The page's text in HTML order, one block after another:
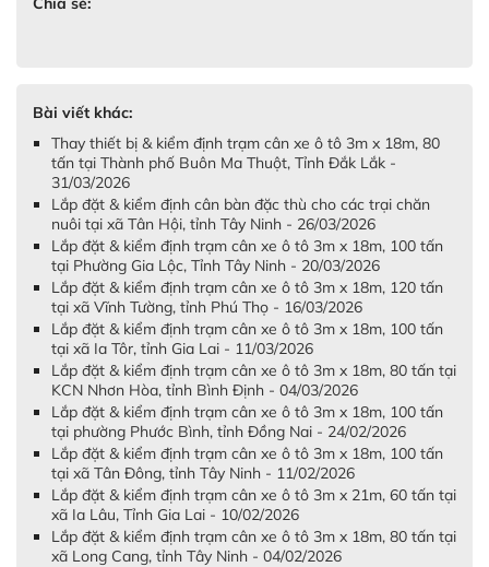
Bài viết khác:
Thay thiết bị & kiểm định trạm cân xe ô tô 3m x 18m, 80
tấn tại Thành phố Buôn Ma Thuột, Tỉnh Đắk Lắk -
31/03/2026
Lắp đặt & kiểm định cân bàn đặc thù cho các trại chăn
nuôi tại xã Tân Hội, tỉnh Tây Ninh - 26/03/2026
Lắp đặt & kiểm định trạm cân xe ô tô 3m x 18m, 100 tấn
tại Phường Gia Lộc, Tỉnh Tây Ninh - 20/03/2026
Lắp đặt & kiểm định trạm cân xe ô tô 3m x 18m, 120 tấn
tại xã Vĩnh Tường, tỉnh Phú Thọ - 16/03/2026
Lắp đặt & kiểm định trạm cân xe ô tô 3m x 18m, 100 tấn
tại xã Ia Tôr, tỉnh Gia Lai - 11/03/2026
Lắp đặt & kiểm định trạm cân xe ô tô 3m x 18m, 80 tấn tại
KCN Nhơn Hòa, tỉnh Bình Định - 04/03/2026
Lắp đặt & kiểm định trạm cân xe ô tô 3m x 18m, 100 tấn
tại phường Phước Bình, tỉnh Đồng Nai - 24/02/2026
Lắp đặt & kiểm định trạm cân xe ô tô 3m x 18m, 100 tấn
tại xã Tân Đông, tỉnh Tây Ninh - 11/02/2026
Lắp đặt & kiểm định trạm cân xe ô tô 3m x 21m, 60 tấn tại
xã Ia Lâu, Tỉnh Gia Lai - 10/02/2026
Lắp đặt & kiểm định trạm cân xe ô tô 3m x 18m, 80 tấn tại
xã Long Cang, tỉnh Tây Ninh - 04/02/2026